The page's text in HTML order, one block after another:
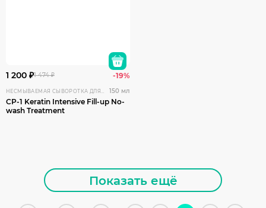
1 200 ₽1 474 ₽ -19%
НЕСМЫВАЕМАЯ СЫВОРОТКА ДЛЯ ВОССТАНОВЛЕНИЯ ВОЛОС 150 мл
CP-1 Keratin Intensive Fill-up No-
wash Treatment